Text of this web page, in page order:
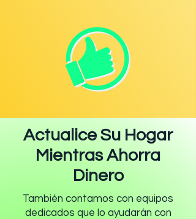
Actualice Su Hogar
Mientras Ahorra
Dinero
También contamos con equipos
dedicados que lo ayudarán con